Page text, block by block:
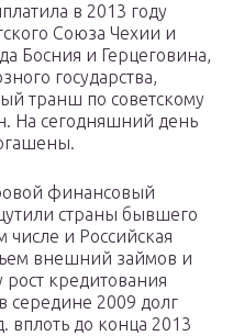
в 2013 году
Союза Чехии и
Босния и Герцеговина,
государства,
транш по советскому
На сегодняшний день
финансовый
страны бывшего
числе и Российская
внешний займов и
кредитования
середине 2009 долг
вплоть до конца 2013